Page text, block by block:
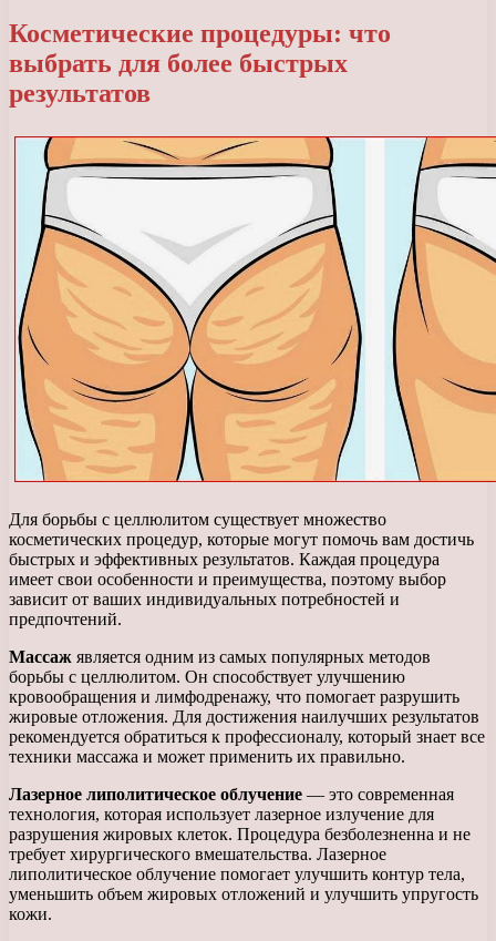
Косметические процедуры: что
выбрать для более быстрых
результатов
Для борьбы с целлюлитом существует множество
косметических процедур, которые могут помочь вам достичь
быстрых и эффективных результатов. Каждая процедура
имеет свои особенности и преимущества, поэтому выбор
зависит от ваших индивидуальных потребностей и
предпочтений.
Массаж является одним из самых популярных методов
борьбы с целлюлитом. Он способствует улучшению
кровообращения и лимфодренажу, что помогает разрушить
жировые отложения. Для достижения наилучших результатов
рекомендуется обратиться к профессионалу, который знает все
техники массажа и может применить их правильно.
Лазерное липолитическое облучение — это современная
технология, которая использует лазерное излучение для
разрушения жировых клеток. Процедура безболезненна и не
требует хирургического вмешательства. Лазерное
липолитическое облучение помогает улучшить контур тела,
уменьшить объем жировых отложений и улучшить упругость
кожи.